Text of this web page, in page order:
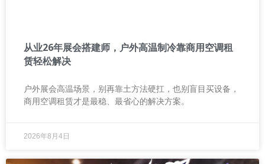
从业26年展会搭建师，户外高温制冷靠商用空调租
赁轻松解决
户外展会高温场景，别再靠土方法硬扛，也别盲目买设备，
商用空调租赁才是最稳、最省心的解决方案。
2026年8月4日